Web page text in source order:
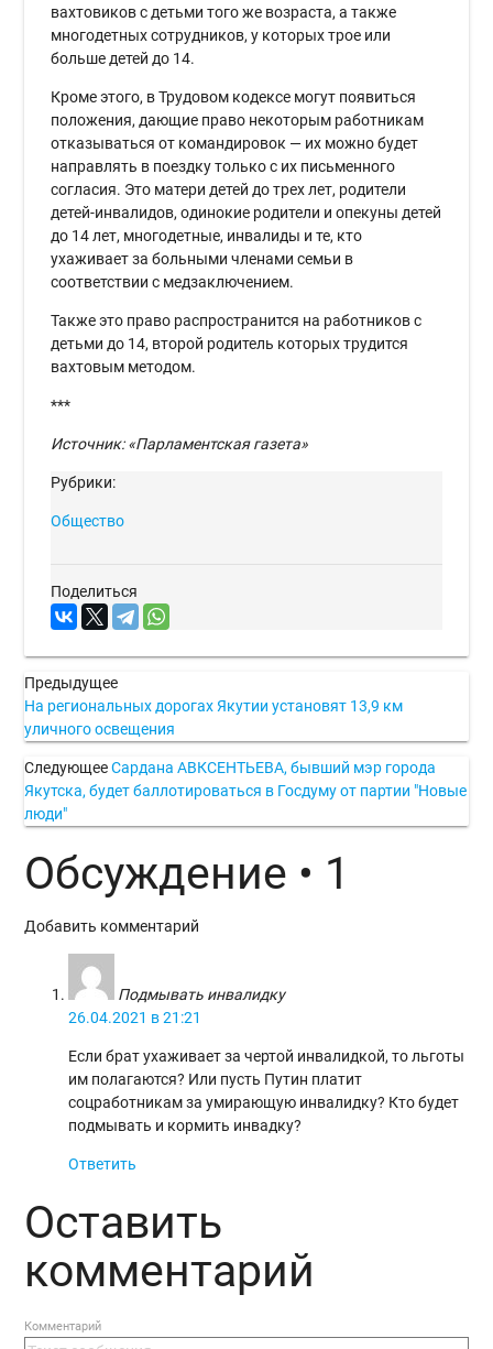
вахтовиков с детьми того же возраста, а также
многодетных сотрудников, у которых трое или
больше детей до 14.
Кроме этого, в Трудовом кодексе могут появиться
положения, дающие право некоторым работникам
отказываться от командировок — их можно будет
направлять в поездку только с их письменного
согласия. Это матери детей до трех лет, родители
детей-инвалидов, одинокие родители и опекуны детей
до 14 лет, многодетные, инвалиды и те, кто
ухаживает за больными членами семьи в
соответствии с медзаключением.
Также это право распространится на работников с
детьми до 14, второй родитель которых трудится
вахтовым методом.
***
Источник: «Парламентская газета»
Рубрики:
Общество
Поделиться
Предыдущее
На региональных дорогах Якутии установят 13,9 км
уличного освещения
Следующее Сардана АВКСЕНТЬЕВА, бывший мэр города
Якутска, будет баллотироваться в Госдуму от партии "Новые
люди"
Обсуждение • 1
Добавить комментарий
Подмывать инвалидку
26.04.2021 в 21:21
Если брат ухаживает за чертой инвалидкой, то льготы
им полагаются? Или пусть Путин платит
соцработникам за умирающую инвалидку? Кто будет
подмывать и кормить инвадку?
Ответить
Оставить
комментарий
Комментарий